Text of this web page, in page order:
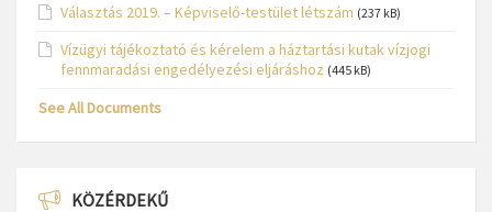
Választás 2019. – Képviselő-testület létszám (237 kB)
Vízügyi tájékoztató és kérelem a háztartási kutak vízjogi
fennmaradási engedélyezési eljáráshoz (445 kB)
See All Documents
KÖZÉRDEKŰ